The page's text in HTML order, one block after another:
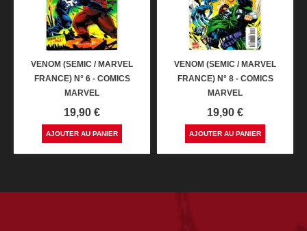
VENOM (SEMIC / MARVEL
FRANCE) N° 6 - COMICS
MARVEL
Prix
19,90 €
AJOUTER AU PANIER
VENOM (SEMIC / MARVEL
FRANCE) N° 8 - COMICS
MARVEL
Prix
19,90 €
AJOUTER AU PANIER